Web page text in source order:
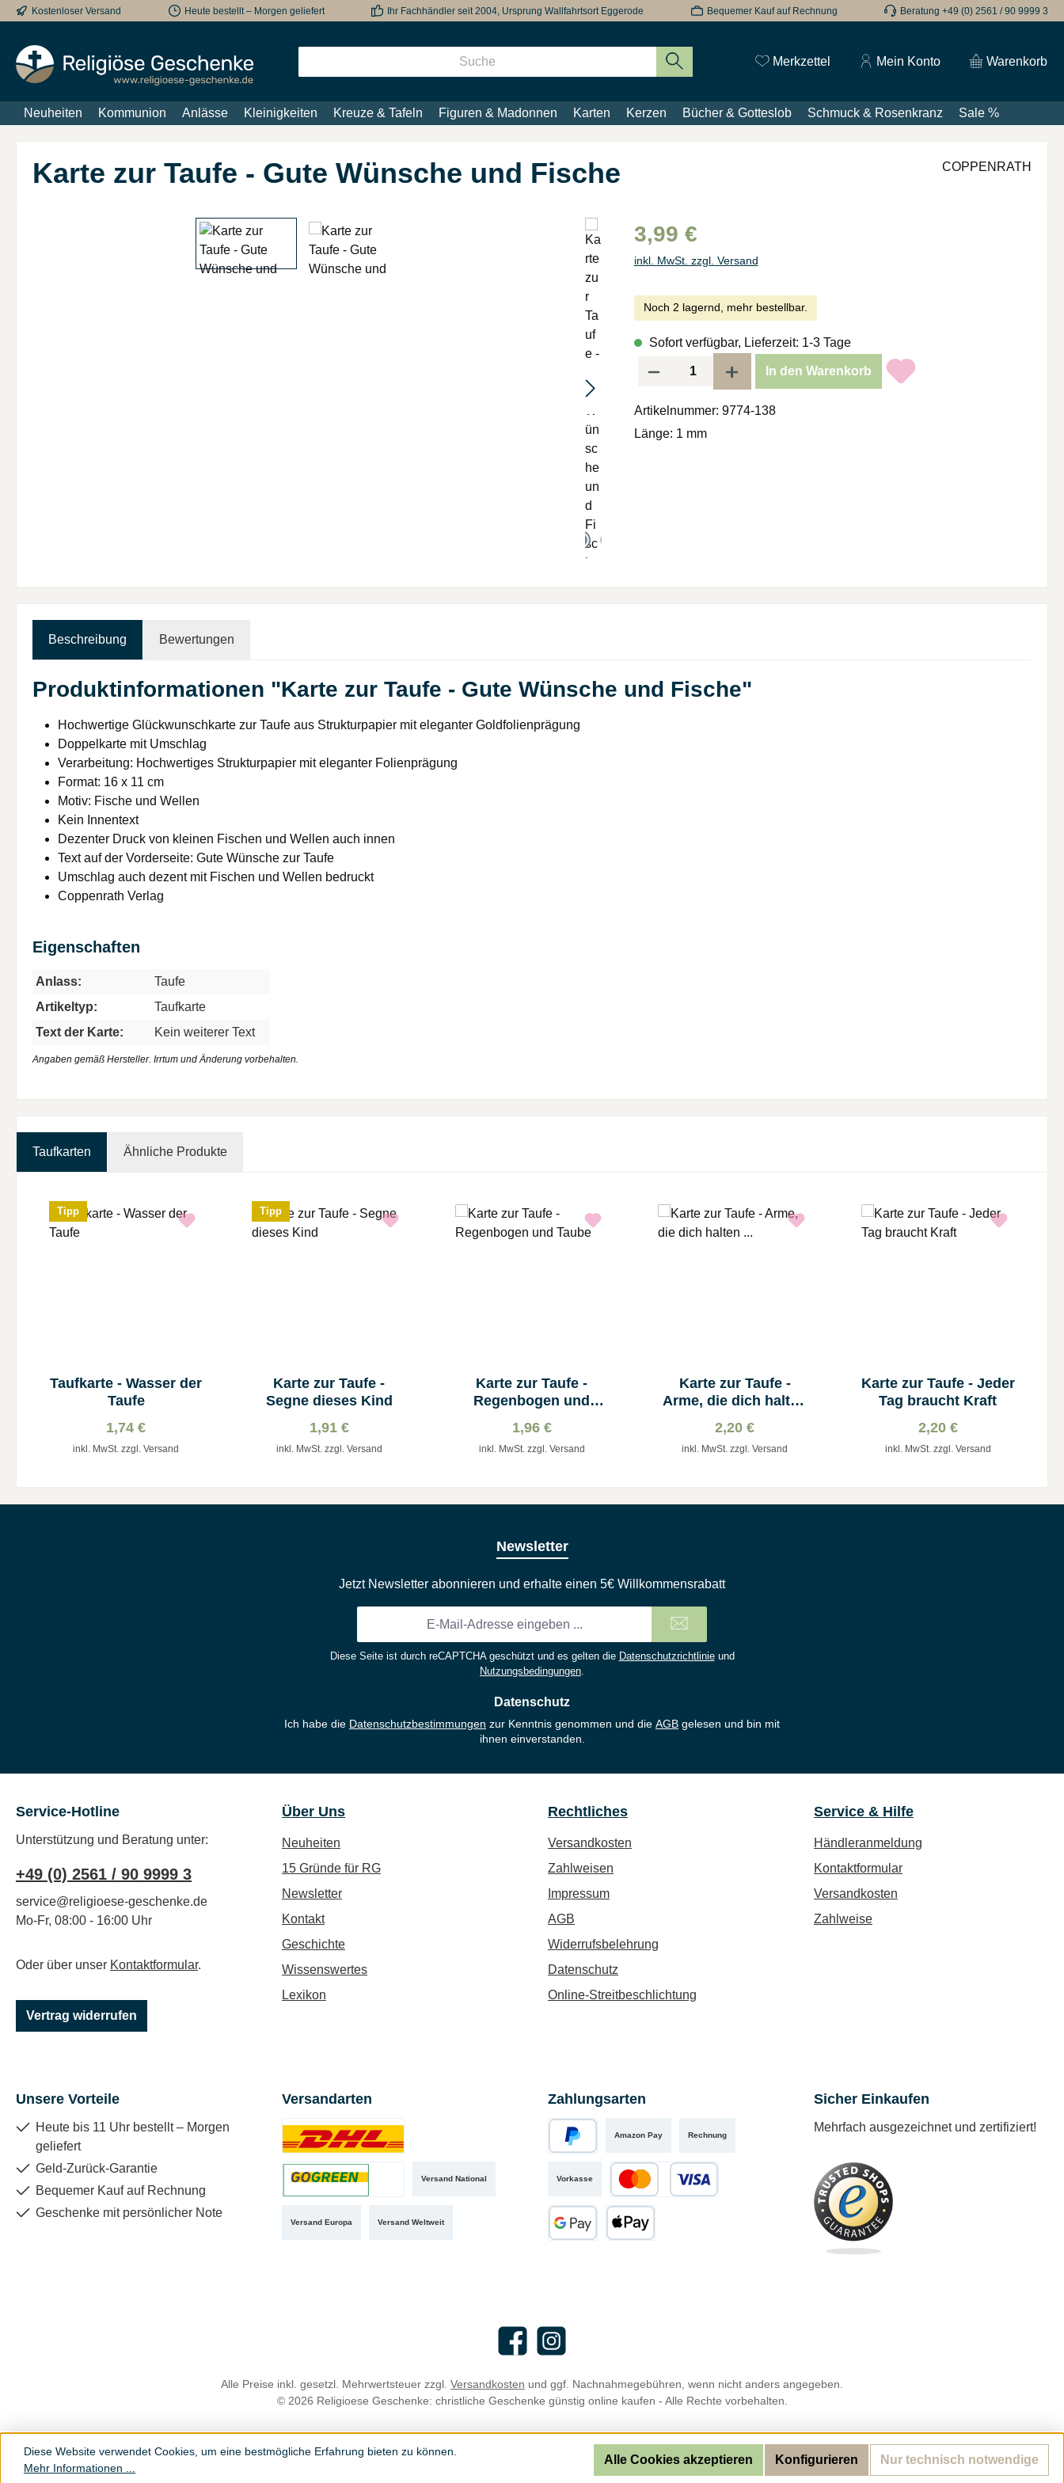
Hauptinhalt springen
Zur Suche springen
Zur Hauptnavigation springen
Kostenloser Versand Heute bestellt – Morgen geliefert Ihr Fachhändler seit 2004, Ursprung Wallfahrtsort Eggerode Bequemer Kauf auf Rechnung Beratung +49 (0) 2561 / 90 9999 3
Merkzettel Du hast 0 Produkte auf dem Merkzettel
Mein Konto Warenkorb
Neuheiten Kommunion Anlässe Kleinigkeiten Kreuze & Tafeln Figuren & Madonnen Karten Kerzen Bücher & Gotteslob Schmuck & Rosenkranz Sale %
Karte zur Taufe - Gute Wünsche und Fische COPPENRATH
3,99 €
inkl. MwSt. zzgl. Versand
Noch 2 lagernd, mehr bestellbar.
Sofort verfügbar, Lieferzeit: 1-3 Tage
Produkt Anzahl: Gib den gewünschten Wert ein oder benutze die Schaltflächen um
In den Warenkorb
Artikelnummer: 9774-138
Länge: 1 mm
Beschreibung Bewertungen
Produktinformationen "Karte zur Taufe - Gute Wünsche und Fische"
Hochwertige Glückwunschkarte zur Taufe aus Strukturpapier mit eleganter Goldfolienprägung
Doppelkarte mit Umschlag
Verarbeitung: Hochwertiges Strukturpapier mit eleganter Folienprägung
Format: 16 x 11 cm
Motiv: Fische und Wellen
Kein Innentext
Dezenter Druck von kleinen Fischen und Wellen auch innen
Text auf der Vorderseite: Gute Wünsche zur Taufe
Umschlag auch dezent mit Fischen und Wellen bedruckt
Coppenrath Verlag
Eigenschaften
Anlass:
Taufe
Artikeltyp:
Taufkarte
Text der Karte:
Kein weiterer Text
Angaben gemäß Hersteller. Irrtum und Änderung vorbehalten.
Taufkarten Ähnliche Produkte
Tipp
Taufkarte - Wasser der
Taufe
1,74 €
inkl. MwSt. zzgl. Versand
Tipp
Karte zur Taufe -
Segne dieses Kind
1,91 €
inkl. MwSt. zzgl. Versand
Karte zur Taufe -
Regenbogen und
1,96 €
inkl. MwSt. zzgl. Versand
Karte zur Taufe -
Arme, die dich halten
2,20 €
inkl. MwSt. zzgl. Versand
Karte zur Taufe - Jeder
Tag braucht Kraft
2,20 €
inkl. MwSt. zzgl. Versand
Newsletter
Jetzt Newsletter abonnieren und erhalte einen 5€ Willkommensrabatt
*
Diese Seite ist durch reCAPTCHA geschützt und es gelten die Datenschutzrichtlinieund
Nutzungsbedingungen
Datenschutz
Ich habe die Datenschutzbestimmungen zur Kenntnis genommen und die AGB gelesen und bin mit
ihnen einverstanden.
Service-Hotline
Unterstützung und Beratung unter:
+49 (0) 2561 / 90 9999 3
service@religioese-geschenke.de
Mo-Fr, 08:00 - 16:00 Uhr
Oder über unser Kontaktformular.
Vertrag widerrufen
Über Uns
Neuheiten
15 Gründe für RG
Newsletter
Kontakt
Geschichte
Wissenswertes
Lexikon
Rechtliches
Versandkosten
Zahlweisen
Impressum
AGB
Widerrufsbelehrung
Datenschutz
Online-Streitbeschlichtung
Service & Hilfe
Händleranmeldung
Kontaktformular
Versandkosten
Zahlweise
Unsere Vorteile
Heute bis 11 Uhr bestellt – Morgen
geliefert
Geld-Zurück-Garantie
Bequemer Kauf auf Rechnung
Geschenke mit persönlicher Note
Versandarten
Versand National
Versand Europa Versand Weltweit
Benutzerdefiniertes Bild 1
Zahlungsarten
Amazon Pay Rechnung
Vorkasse
Kredit- oder Debitkarte
Sicher Einkaufen
Mehrfach ausgezeichnet und zertifiziert!
FacebookInstagram
Alle Preise inkl. gesetzl. Mehrwertsteuer zzgl. Versandkosten und ggf. Nachnahmegebühren, wenn nicht anders angegeben.
© 2026 Religioese Geschenke: christliche Geschenke günstig online kaufen - Alle Rechte vorbehalten.
Diese Website verwendet Cookies, um eine bestmögliche Erfahrung bieten zu können.
Mehr Informationen ...
Nur technisch notwendige
Konfigurieren
Alle Cookies akzeptieren